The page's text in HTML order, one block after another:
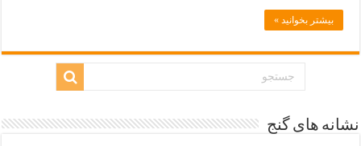
بیشتر بخوانید »
نشانه های گنج